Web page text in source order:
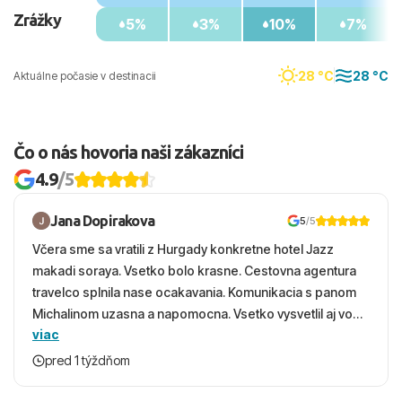
Aktuálne počasie v destinacii 28 °C 28 °C
Zrážky 5% 3% 10% 7%
Čo o nás hovoria naši zákazníci
4.9/5
Jana Dopirakova 5/5
Včera sme sa vratili z Hurgady konkretne hotel Jazz
makadi soraya. Vsetko bolo krasne. Cestovna agentura
travelco splnila nase ocakavania. Komunikacia s panom
Michalinom uzasna a napomocna. Vsetko vysvetlil aj vo
vecernych hodinach zaco sa ospravedlnujem. Hotel
krasny, cisty. Sluzby top. Strava, prostredie, more,
viac
pred 1 týždňom